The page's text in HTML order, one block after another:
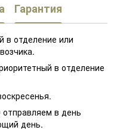
Гарантия
в отделение или
в отделение
в день
день.